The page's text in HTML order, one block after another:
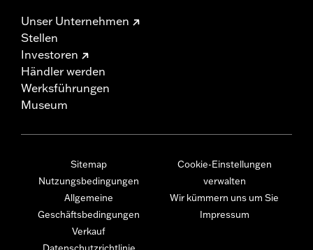
Unser Unternehmen
Stellen
Investoren
Händler werden
Werksführungen
Museum
Sitemap
Nutzungsbedingungen
Allgemeine
Geschäftsbedingungen
Verkauf
Datenschutzrichtlinie
Cookie-Einstellungen
verwalten
Wir kümmern uns um Sie
Impressum